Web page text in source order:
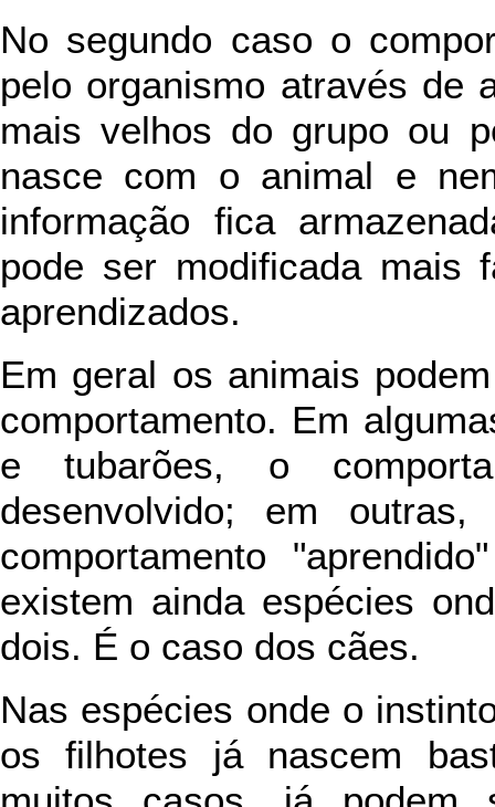
No segundo caso o
pelo organismo através de
mais velhos do grupo ou
nasce com o animal e
informação fica
pode ser modificada mais
aprendizados.
Em geral os animais
comportamento. Em
e tubarões, o
desenvolvido; em
comportamento
existem ainda espécies
dois. É o caso dos cães.
Nas espécies onde o
os filhotes já nascem